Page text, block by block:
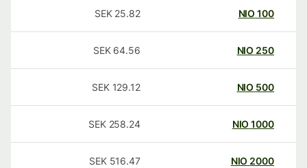
100
NIO
25.82
SEK
250
NIO
64.56
SEK
500
NIO
129.12
SEK
1000
NIO
258.24
SEK
2000
NIO
516.47
SEK